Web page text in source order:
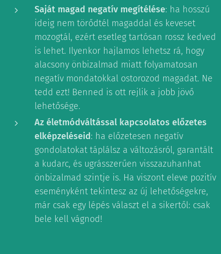
Saját magad negatív megítélése: ha hosszú
ideig nem törődtél magaddal és keveset
mozogtál, ezért esetleg tartósan rossz kedved
is lehet. Ilyenkor hajlamos lehetsz rá, hogy
alacsony önbizalmad miatt folyamatosan
negatív mondatokkal ostorozod magadat. Ne
tedd ezt! Benned is ott rejlik a jobb jövő
lehetősége.
Az életmódváltással kapcsolatos előzetes
elképzeléseid: ha előzetesen negatív
gondolatokat táplálsz a változásról, garantált
a kudarc, és ugrásszerűen visszazuhanhat
önbizalmad szintje is. Ha viszont eleve pozitív
eseményként tekintesz az új lehetőségekre,
már csak egy lépés választ el a sikertől: csak
bele kell vágnod!